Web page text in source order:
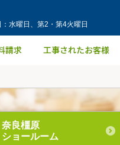
曜日、第2・第4火曜日
奈良橿原
ショールーム